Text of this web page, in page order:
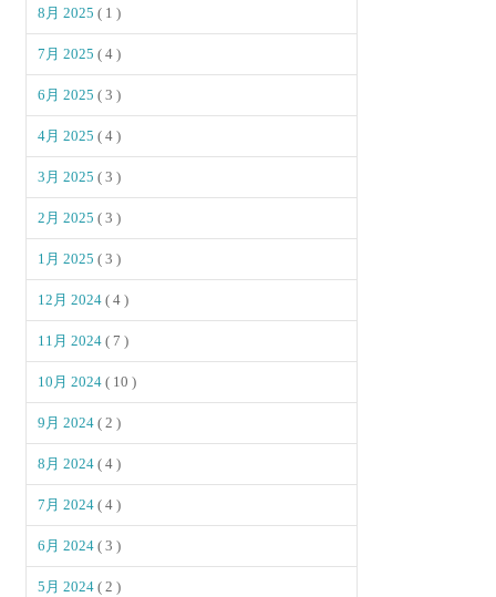
8月 2025( 1 )
7月 2025( 4 )
6月 2025( 3 )
4月 2025( 4 )
3月 2025( 3 )
2月 2025( 3 )
1月 2025( 3 )
12月 2024( 4 )
11月 2024( 7 )
10月 2024( 10 )
9月 2024( 2 )
8月 2024( 4 )
7月 2024( 4 )
6月 2024( 3 )
5月 2024( 2 )